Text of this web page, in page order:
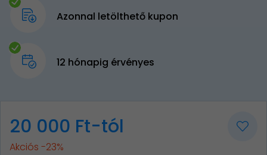
Azonnal letölthető kupon
12 hónapig érvényes
20 000 Ft-tól
Akciós -23%